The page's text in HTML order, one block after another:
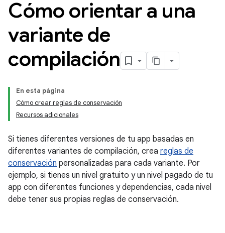
Cómo orientar a una
variante de
compilación
En esta página
Cómo crear reglas de conservación
Recursos adicionales
Si tienes diferentes versiones de tu app basadas en
diferentes variantes de compilación, crea reglas de
conservación personalizadas para cada variante. Por
ejemplo, si tienes un nivel gratuito y un nivel pagado de tu
app con diferentes funciones y dependencias, cada nivel
debe tener sus propias reglas de conservación.